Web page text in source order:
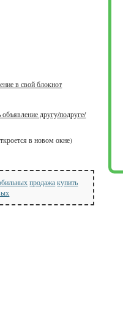
в свой блокнот
объявление другу/подруге/
в новом окне)
продажа купить